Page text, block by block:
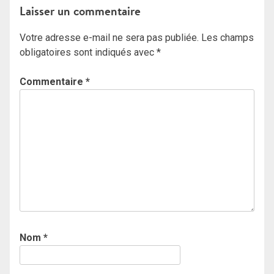
Laisser un commentaire
Votre adresse e-mail ne sera pas publiée. Les champs
obligatoires sont indiqués avec *
Commentaire *
Nom *